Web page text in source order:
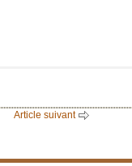
Article suivant